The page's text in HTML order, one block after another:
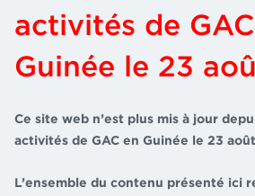
activités de
Guinée le 23
Ce site web n’est plus mis à jour
activités de GAC en Guinée le 23
L’ensemble du contenu présenté ici